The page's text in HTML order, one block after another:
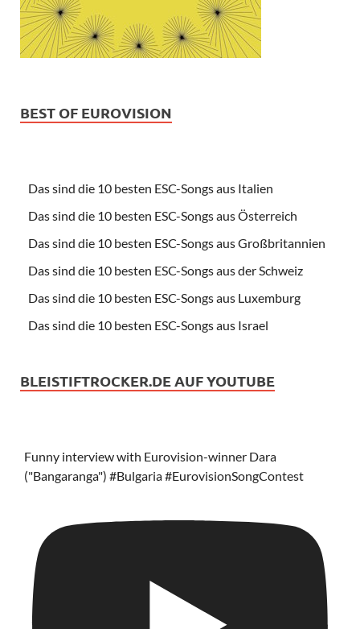
BEST OF EUROVISION
Das sind die 10 besten ESC-Songs aus Italien
Das sind die 10 besten ESC-Songs aus Österreich
Das sind die 10 besten ESC-Songs aus Großbritannien
Das sind die 10 besten ESC-Songs aus der Schweiz
Das sind die 10 besten ESC-Songs aus Luxemburg
Das sind die 10 besten ESC-Songs aus Israel
BLEISTIFTROCKER.DE AUF YOUTUBE
Funny interview with Eurovision-winner Dara
("Bangaranga") #Bulgaria #EurovisionSongContest